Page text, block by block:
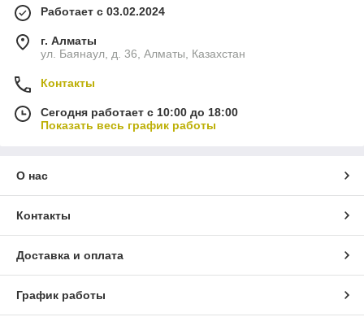
Работает с 03.02.2024
г. Алматы
ул. Баянаул, д. 36, Алматы, Казахстан
Контакты
Сегодня работает с 10:00 до 18:00
Показать весь график работы
О нас
Контакты
Доставка и оплата
График работы